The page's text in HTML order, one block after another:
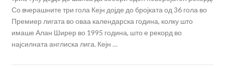
Со вчерашните три гола Кејн дојде до бројката од 36 гола во
Премиер лигата во оваа календарска година, колку што
имаше Алан Ширер во 1995 година, што е рекорд во
најсилната англиска лига. Кејн …